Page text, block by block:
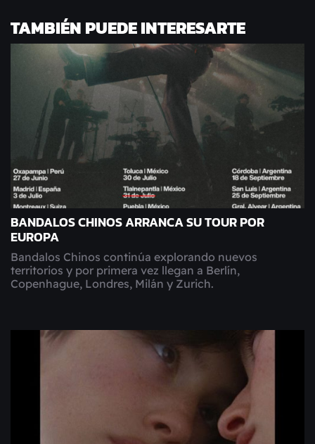
TAMBIÉN PUEDE INTERESARTE
BANDALOS CHINOS ARRANCA SU TOUR POR
EUROPA
Bandalos Chinos continúa explorando nuevos
territorios y por primera vez llegan a Berlín,
Copenhague, Londres, Milán y Zurich.